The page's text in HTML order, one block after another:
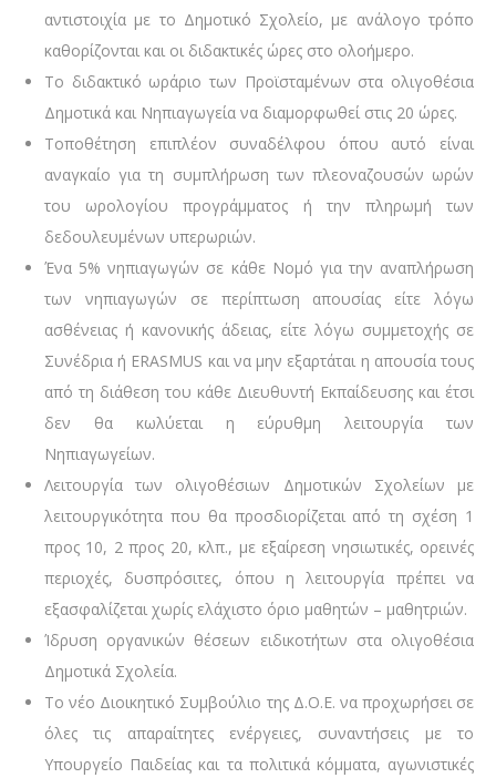
αντιστοιχία με το Δημοτικό Σχολείο, με ανάλογο τρόπο
καθορίζονται και οι διδακτικές ώρες στο ολοήμερο.
Το διδακτικό ωράριο των Προϊσταμένων στα ολιγοθέσια
Δημοτικά και Νηπιαγωγεία να διαμορφωθεί στις 20 ώρες.
Τοποθέτηση επιπλέον συναδέλφου όπου αυτό είναι
αναγκαίο για τη συμπλήρωση των πλεοναζουσών ωρών
του ωρολογίου προγράμματος ή την πληρωμή των
δεδουλευμένων υπερωριών.
Ένα 5% νηπιαγωγών σε κάθε Νομό για την αναπλήρωση
των νηπιαγωγών σε περίπτωση απουσίας είτε λόγω
ασθένειας ή κανονικής άδειας, είτε λόγω συμμετοχής σε
Συνέδρια ή ERASMUS και να μην εξαρτάται η απουσία τους
από τη διάθεση του κάθε Διευθυντή Εκπαίδευσης και έτσι
δεν θα κωλύεται η εύρυθμη λειτουργία των
Νηπιαγωγείων.
Λειτουργία των ολιγοθέσιων Δημοτικών Σχολείων με
λειτουργικότητα που θα προσδιορίζεται από τη σχέση 1
προς 10, 2 προς 20, κλπ., με εξαίρεση νησιωτικές, ορεινές
περιοχές, δυσπρόσιτες, όπου η λειτουργία πρέπει να
εξασφαλίζεται χωρίς ελάχιστο όριο μαθητών – μαθητριών.
Ίδρυση οργανικών θέσεων ειδικοτήτων στα ολιγοθέσια
Δημοτικά Σχολεία.
Το νέο Διοικητικό Συμβούλιο της Δ.Ο.Ε. να προχωρήσει σε
όλες τις απαραίτητες ενέργειες, συναντήσεις με το
Υπουργείο Παιδείας και τα πολιτικά κόμματα, αγωνιστικές